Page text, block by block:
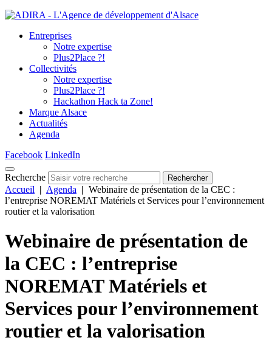
Entreprises
Notre expertise
Plus2Place ?!
Collectivités
Notre expertise
Plus2Place ?!
Hackathon Hack ta Zone!
Marque Alsace
Actualités
Agenda
Facebook LinkedIn
Recherche Rechercher
Accueil | Agenda | Webinaire de présentation de la CEC :
l’entreprise NOREMAT Matériels et Services pour l’environnement
routier et la valorisation
Webinaire de présentation de
la CEC : l’entreprise
NOREMAT Matériels et
Services pour l’environnement
routier et la valorisation